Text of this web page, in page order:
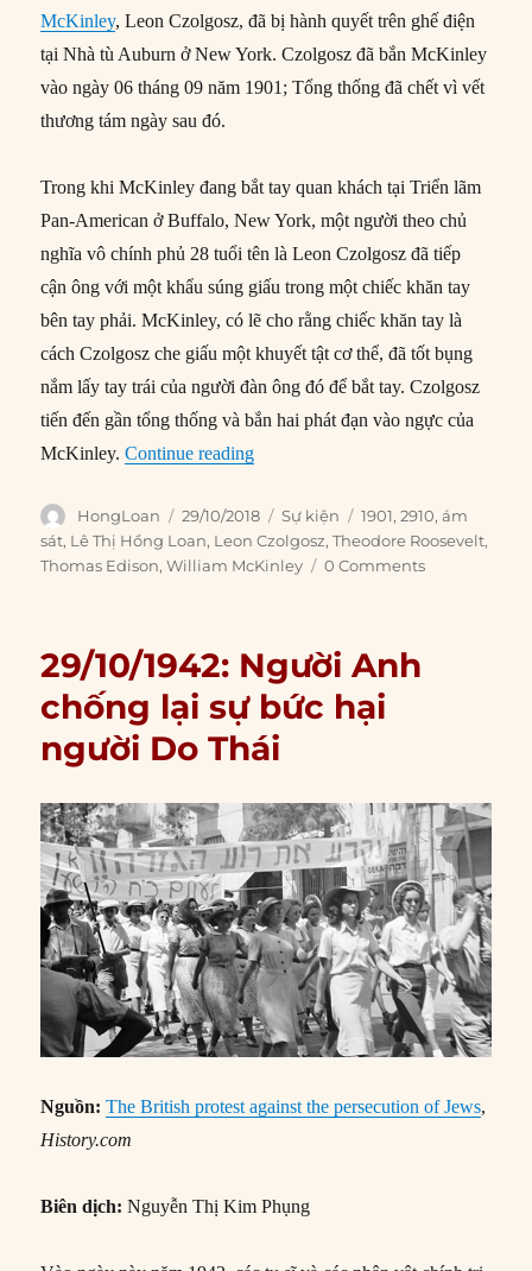
McKinley, Leon Czolgosz, đã bị hành quyết trên ghế điện
tại Nhà tù Auburn ở New York. Czolgosz đã bắn McKinley
vào ngày 06 tháng 09 năm 1901; Tổng thống đã chết vì vết
thương tám ngày sau đó.
Trong khi McKinley đang bắt tay quan khách tại Triển lãm
Pan-American ở Buffalo, New York, một người theo chủ
nghĩa vô chính phủ 28 tuổi tên là Leon Czolgosz đã tiếp
cận ông với một khẩu súng giấu trong một chiếc khăn tay
bên tay phải. McKinley, có lẽ cho rằng chiếc khăn tay là
cách Czolgosz che giấu một khuyết tật cơ thể, đã tốt bụng
nắm lấy tay trái của người đàn ông đó để bắt tay. Czolgosz
tiến đến gần tổng thống và bắn hai phát đạn vào ngực của
McKinley.Continue reading“29/10/1901: Kẻ ám sát Tổng
Author
HongLoan
Posted
on
29/10/2018 Categories
Sự kiện Tags
1901,2910,ám
sát, Lê Thị Hồng Loan, Leon Czolgosz,Theodore Roosevelt,
Thomas Edison,William McKinley 0 Comments
29/10/1942: Người Anh
chống lại sự bức hại
người Do Thái
Nguồn: The British protest against the persecution of Jews,
History.com
Biên dịch: Nguyễn Thị Kim Phụng